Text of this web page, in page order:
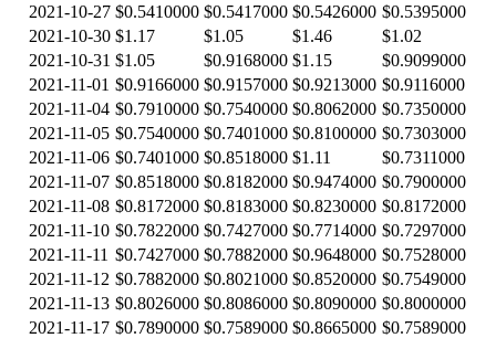
2021-10-27 $0.5410000 $0.5417000 $0.5426000 $0.5395000
2021-10-30 $1.17 $1.05 $1.46
$1.02
2021-10-31 $1.05 $0.9168000 $1.15
$0.9099000
2021-11-01 $0.9166000 $0.9157000 $0.9213000 $0.9116000
2021-11-04 $0.7910000 $0.7540000 $0.8062000 $0.7350000
2021-11-05 $0.7540000 $0.7401000 $0.8100000 $0.7303000
2021-11-06 $0.7401000 $0.8518000 $1.11
$0.7311000
2021-11-07 $0.8518000 $0.8182000 $0.9474000 $0.7900000
2021-11-08 $0.8172000 $0.8183000 $0.8230000 $0.8172000
2021-11-10 $0.7822000 $0.7427000 $0.7714000 $0.7297000
2021-11-11 $0.7427000 $0.7882000 $0.9648000 $0.7528000
2021-11-12 $0.7882000 $0.8021000 $0.8520000 $0.7549000
2021-11-13 $0.8026000 $0.8086000 $0.8090000 $0.8000000
2021-11-17 $0.7890000 $0.7589000 $0.8665000 $0.7589000